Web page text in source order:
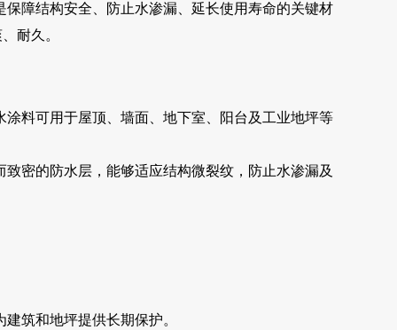
障结构安全、防止水渗漏、延长使用寿命的关键材
耐久。
料可用于屋顶、墙面、地下室、阳台及工业地坪等
密的防水层，能够适应结构微裂纹，防止水渗漏及
筑和地坪提供长期保护。